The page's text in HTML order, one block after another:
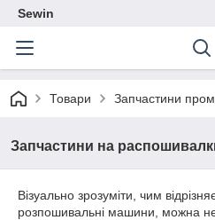
Sewin
Товари Запчастини
Запчастини на
Візуально зрозуміти, чим
розпошивальні машини, можна